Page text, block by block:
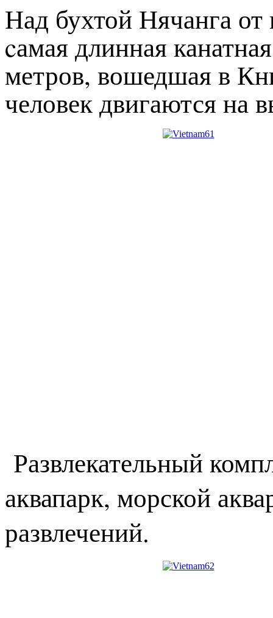
Над бухтой Нячанга от
cамая длинная
метров, вошедшая в
человек двигаются на
Развлекательный
аквапарк, морской
развлечений.